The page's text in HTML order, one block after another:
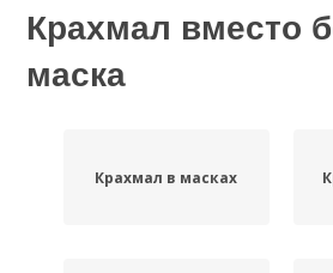
Крахмал вместо
маска
Крахмал в масках